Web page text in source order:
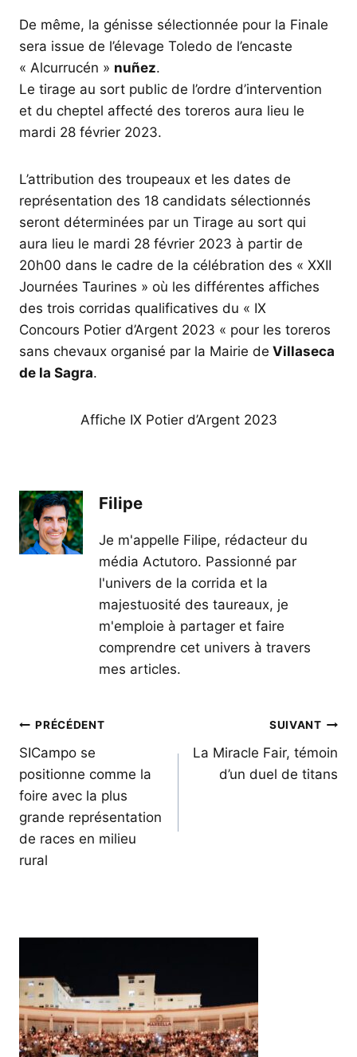
De même, la génisse sélectionnée pour la Finale
sera issue de l’élevage Toledo de l’encaste
« Alcurrucén » nuñez.
Le tirage au sort public de l’ordre d’intervention
et du cheptel affecté des toreros aura lieu le
mardi 28 février 2023.
L’attribution des troupeaux et les dates de
représentation des 18 candidats sélectionnés
seront déterminées par un Tirage au sort qui
aura lieu le mardi 28 février 2023 à partir de
20h00 dans le cadre de la célébration des « XXII
Journées Taurines » où les différentes affiches
des trois corridas qualificatives du « IX
Concours Potier d’Argent 2023 « pour les toreros
sans chevaux organisé par la Mairie de Villaseca
de la Sagra.
Affiche IX Potier d’Argent 2023
Filipe
Je m'appelle Filipe, rédacteur du
média Actutoro. Passionné par
l'univers de la corrida et la
majestuosité des taureaux, je
m'emploie à partager et faire
comprendre cet univers à travers
mes articles.
Navigation
de
l’article
PRÉCÉDENT
SICampo se
positionne comme la
foire avec la plus
grande représentation
de races en milieu
rural
SUIVANT
La Miracle Fair, témoin
d’un duel de titans